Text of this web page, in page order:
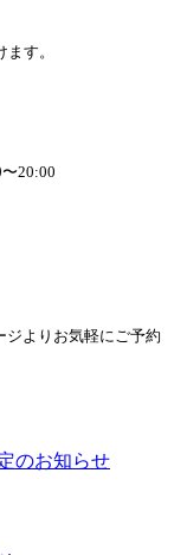
す。
20:00
ジよりお気軽にご予約
のお知らせ